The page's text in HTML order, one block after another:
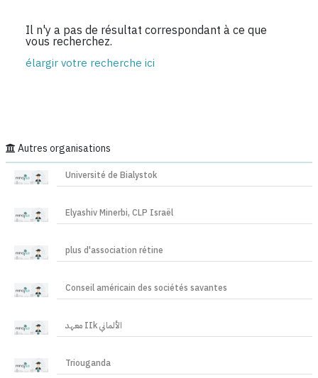
Il n'y a pas de résultat correspondant à ce que
vous recherchez.
élargir votre recherche ici
Autres organisations
Université de Bialystok
Elyashiv Minerbi, CLP Israël
plus d'association rétine
Conseil américain des sociétés savantes
معهد IIk الألماني
Triouganda